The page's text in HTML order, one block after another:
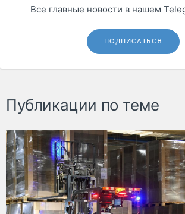
Все главные новости в нашем
ПОДПИСАТЬСЯ
Публикации по теме